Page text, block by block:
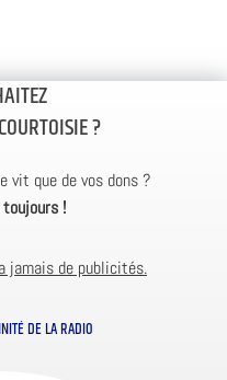
?
vit que de vos dons ?
toujours !
jamais de publicités.
DE LA RADIO